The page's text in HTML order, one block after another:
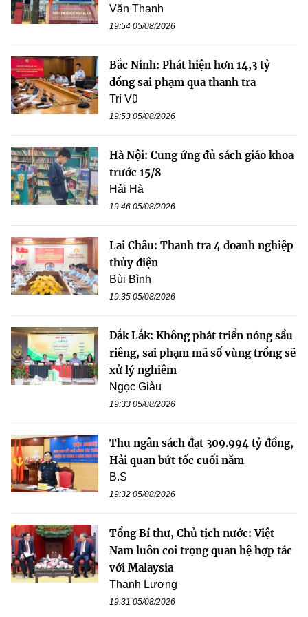
Văn Thanh
19:54 05/08/2026
Bắc Ninh: Phát hiện hơn 14,3 tỷ
đồng sai phạm qua thanh tra
Trí Vũ
19:53 05/08/2026
Hà Nội: Cung ứng đủ sách giáo khoa
trước 15/8
Hải Hà
19:46 05/08/2026
Lai Châu: Thanh tra 4 doanh nghiệp
thủy điện
Bùi Bình
19:35 05/08/2026
Đắk Lắk: Không phát triển nóng sầu
riêng, sai phạm mã số vùng trồng sẽ
xử lý nghiêm
Ngọc Giàu
19:33 05/08/2026
Thu ngân sách đạt 309.994 tỷ đồng,
Hải quan bứt tốc cuối năm
B.S
19:32 05/08/2026
Tổng Bí thư, Chủ tịch nước: Việt
Nam luôn coi trọng quan hệ hợp tác
với Malaysia
Thanh Lương
19:31 05/08/2026